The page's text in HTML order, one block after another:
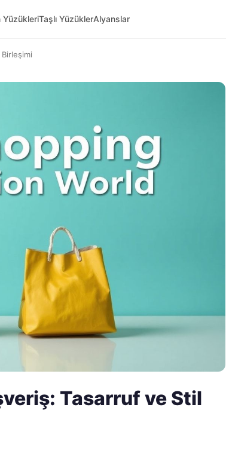
YüzükleriTaşlı YüzüklerAlyanslar
Birleşimi
Tasarruf ve Stil